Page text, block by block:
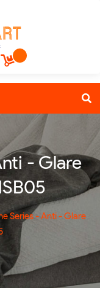
- Glare
Series - Anti - Glare